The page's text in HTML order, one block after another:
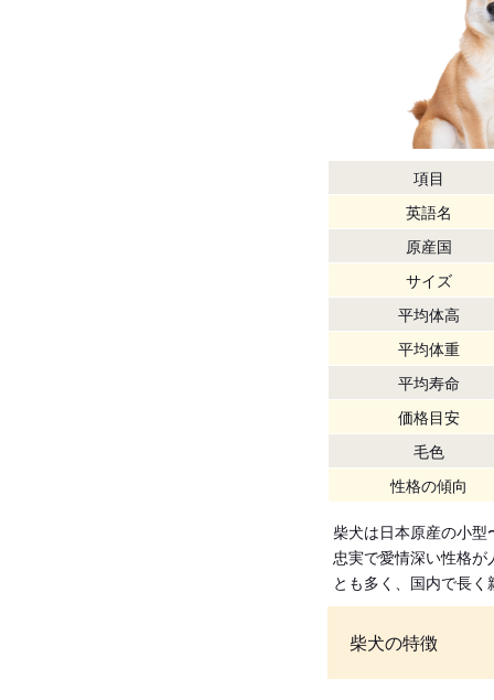
項目
英語名
原産国
サイズ
平均体高
平均体重
平均寿命
価格目安
毛色
性格の傾向
柴犬は日本原産の小
忠実で愛情深い性格が
とも多く、国内で長く
柴犬の特徴